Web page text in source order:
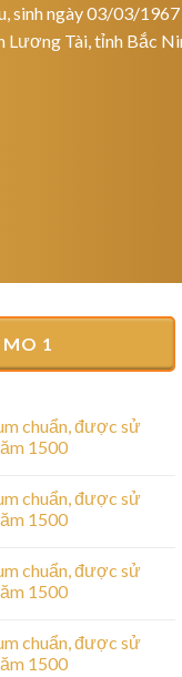
sinh ngày 03/03/
Lương Tài, tỉnh Bắc
MO 1
chuẩn, được sử
1500
chuẩn, được sử
1500
chuẩn, được sử
1500
chuẩn, được sử
1500
is your first post.